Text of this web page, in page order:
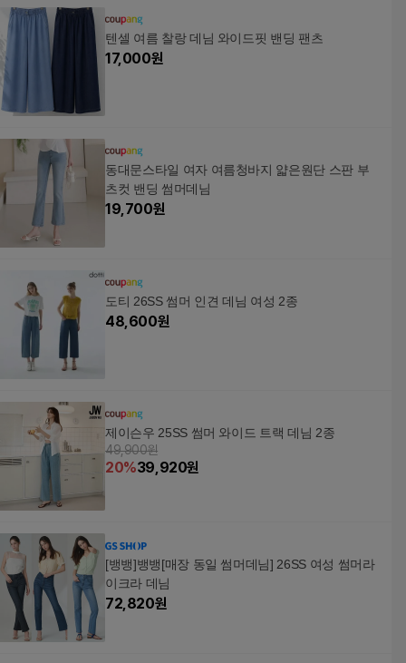
텐셀 여름 찰랑 데님 와이드핏 밴딩 팬츠
17,000원
동대문스타일 여자 여름청바지 얇은원단 스판 부
츠컷 밴딩 썸머데님
19,700원
도티 26SS 썸머 인견 데님 여성 2종
48,600원
제이슨우 25SS 썸머 와이드 트랙 데님 2종
49,900원
20%39,920원
[뱅뱅]뱅뱅[매장 동일 썸머데님] 26SS 여성 썸머라
이크라 데님
72,820원